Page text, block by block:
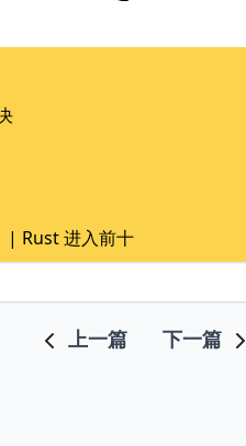
| Rust 进入前十
上一篇 下一篇